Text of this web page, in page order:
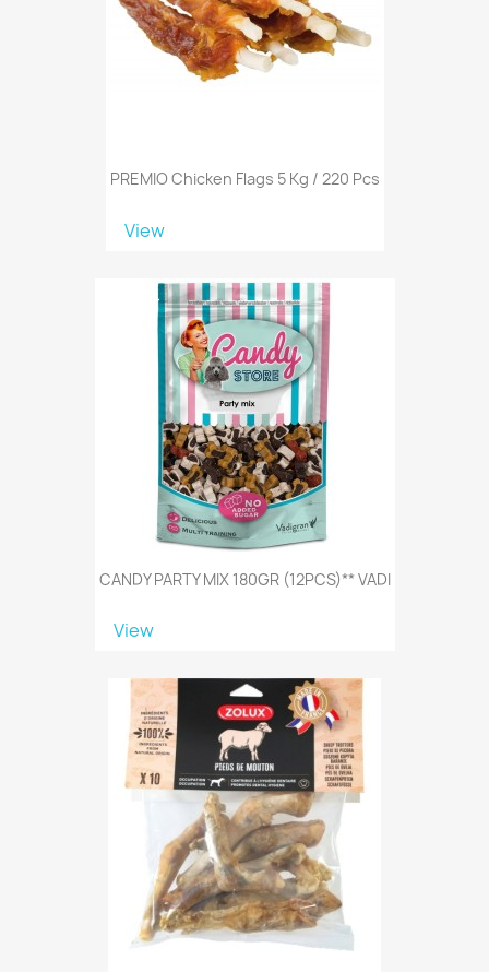
PREMIO Chicken Flags 5 Kg / 220 Pcs
View
CANDY PARTY MIX 180GR (12PCS)** VADI
View